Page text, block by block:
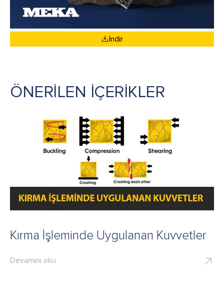
İndir
ÖNERİLEN İÇERİKLER
Kırma İşleminde Uygulanan Kuvvetler
Devamını oku